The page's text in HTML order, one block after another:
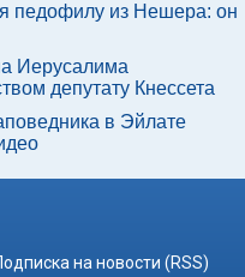
педофилу из Нешера: он
Иерусалима
депутату Кнессета
в Эйлате
на новости (RSS)